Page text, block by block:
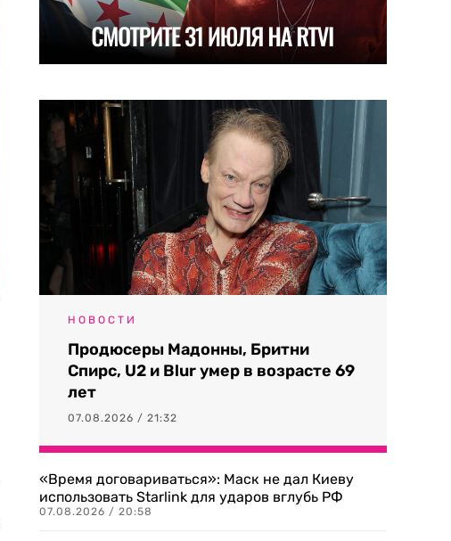
НОВОСТИ
Продюсеры Мадонны, Бритни
Спирс, U2 и Blur умер в возрасте 69
лет
07.08.2026 / 21:32
«Время договариваться»: Маск не дал Киеву
использовать Starlink для ударов вглубь РФ
07.08.2026 / 20:58